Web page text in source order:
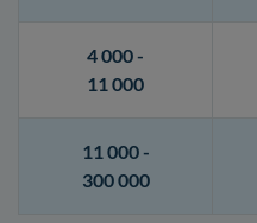
4 000 -
11 000
11 000 -
300 000